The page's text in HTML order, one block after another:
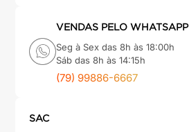
VENDAS PELO WHATSAPP
Seg à Sex das 8h às 18:00h
Sáb das 8h às 14:15h
(79) 99886-6667
SAC